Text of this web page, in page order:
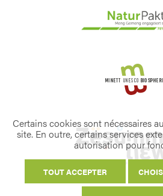
Certains cookies sont nécessaires
site. En outre, certains services
autorisation pour
TOUT ACCEPTER